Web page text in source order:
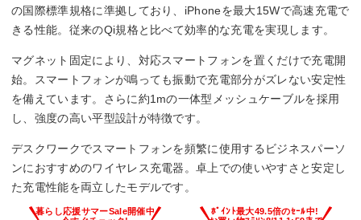
の国際標準規格に準拠しており、iPhoneを最大15Wで高速充電で
きる性能。従来のQi規格と比べて効率的な充電を実現します。
マグネット固定により、対応スマートフォンを置くだけで充電開
始。スマートフォンが鳴っても振動で充電部分がズレない安定性
を備えています。さらに約1mの一体型メッシュケーブルを採用
し、強度の高い平型設計が特徴です。
デスクワークでスマートフォンを頻繁に使用するビジネスパーソ
ンにおすすめのワイヤレス充電器。卓上での使いやすさと安定し
た充電性能を両立したモデルです。